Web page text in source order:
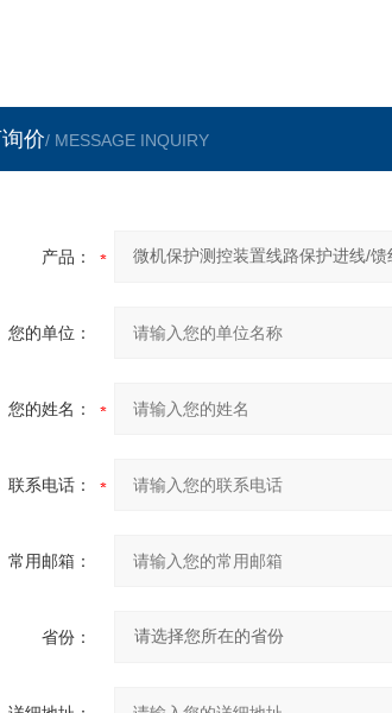
价/ MESSAGE INQUIRY
产品：
您的单位：
您的姓名：
联系电话：
常用邮箱：
省份：